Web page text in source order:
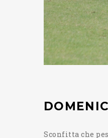
Sconfitta che